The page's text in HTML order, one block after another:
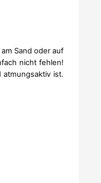
Sand oder auf
nicht fehlen!
ist.